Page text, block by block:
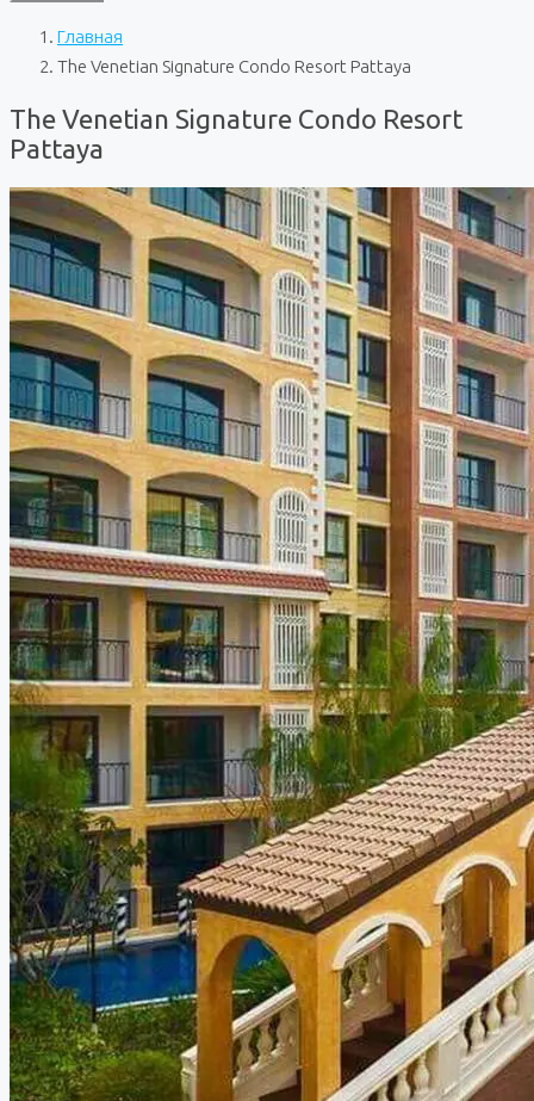
Главная
The Venetian Signature Condo Resort Pattaya
The Venetian Signature Condo Resort
Pattaya